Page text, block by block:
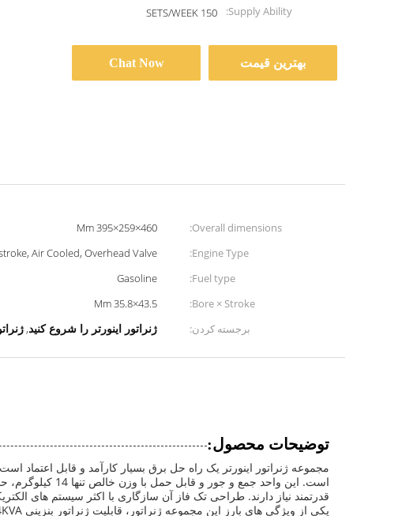
Supply Ability:
150 SETS/WEEK
بهترین قیمت Chat Now
Overall dimensions:
460×259×395 Mm
Engine Type:
Air Cooled, Overhead Valve
Fuel type:
Gasoline
Bore × Stroke:
43.5×35.8 Mm
برجسته کردن:
ژنراتور اینورتر را شروع کنید, ژنراتور
توضیحات محصول:
مجموعه ژنراتور اینورتر یک راه حل برق بسیار کارآمد و قابل اعتماد
است. این واحد
قدرتمند نیاز دارند. طراحی تک فاز آن سازگاری با اکثر سیستم های